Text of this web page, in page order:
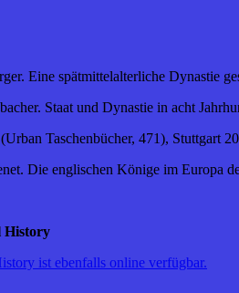
Eine spätmittelalterliche Dynastie
Staat und Dynastie in acht
Taschenbücher, 471), Stuttgart
Die englischen Könige im Europa
History
ist ebenfalls online verfügbar.